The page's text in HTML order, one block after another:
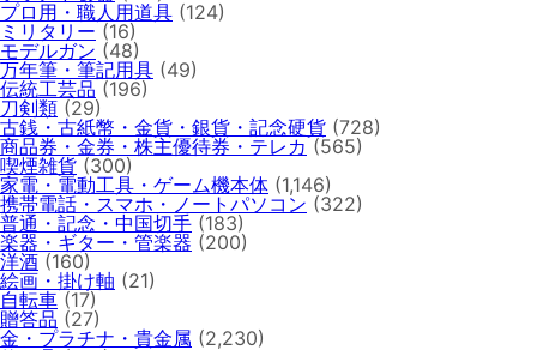
プロ用・職人用道具 (124)
ミリタリー (16)
モデルガン (48)
万年筆・筆記用具 (49)
伝統工芸品 (196)
刀剣類 (29)
古銭・古紙幣・金貨・銀貨・記念硬貨 (728)
商品券・金券・株主優待券・テレカ (565)
喫煙雑貨 (300)
家電・電動工具・ゲーム機本体 (1,146)
携帯電話・スマホ・ノートパソコン (322)
普通・記念・中国切手 (183)
楽器・ギター・管楽器 (200)
洋酒 (160)
絵画・掛け軸 (21)
自転車 (17)
贈答品 (27)
金・プラチナ・貴金属 (2,230)